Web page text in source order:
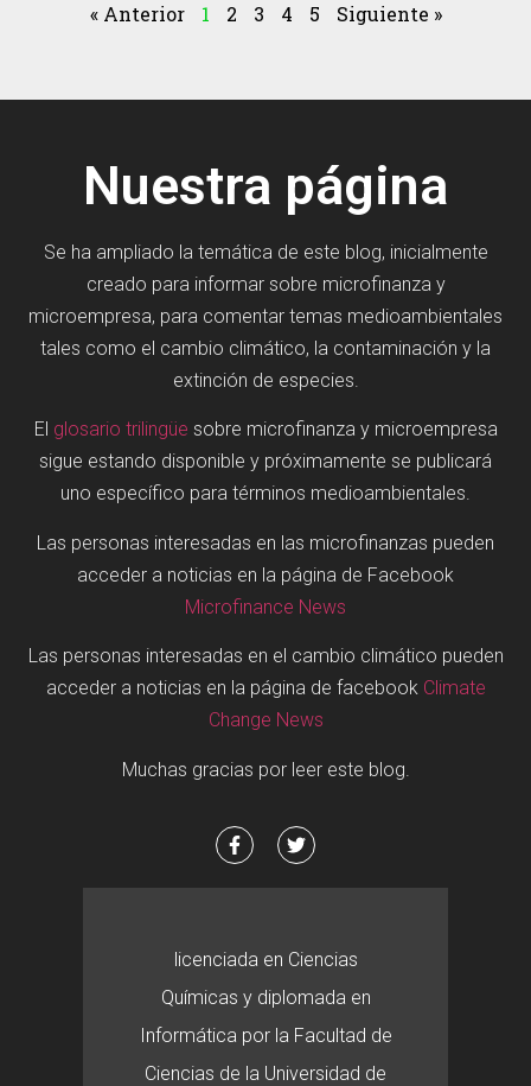
« Anterior 1 2 3 4 5 Siguiente »
Nuestra página
Se ha ampliado la temática de este blog, inicialmente
creado para informar sobre microfinanza y
microempresa, para comentar temas medioambientales
tales como el cambio climático, la contaminación y la
extinción de especies.
El glosario trilingüe sobre microfinanza y microempresa
sigue estando disponible y próximamente se publicará
uno específico para términos medioambientales.
Las personas interesadas en las microfinanzas pueden
acceder a noticias en la página de Facebook
Microfinance News
Las personas interesadas en el cambio climático pueden
acceder a noticias en la página de facebook Climate
Change News
Muchas gracias por leer este blog.
licenciada en Ciencias
Químicas y diplomada en
Informática por la Facultad de
Ciencias de la Universidad de